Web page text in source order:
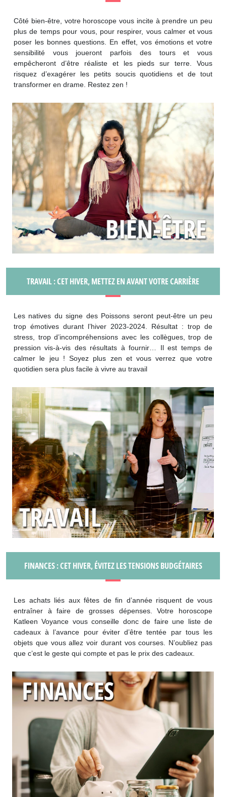
Côté bien-être, votre horoscope vous incite à prendre un peu
plus de temps pour vous, pour respirer, vous calmer et vous
poser les bonnes questions. En effet, vos émotions et votre
sensibilité vous joueront parfois des tours et vous
empêcheront d’être réaliste et les pieds sur terre. Vous
risquez d’exagérer les petits soucis quotidiens et de tout
transformer en drame. Restez zen !
TRAVAIL : CET HIVER, METTEZ EN AVANT VOTRE CARRIÈRE
Les natives du signe des Poissons seront peut-être un peu
trop émotives durant l’hiver 2023-2024. Résultat : trop de
stress, trop d’incompréhensions avec les collègues, trop de
pression vis-à-vis des résultats à fournir… Il est temps de
calmer le jeu ! Soyez plus zen et vous verrez que votre
quotidien sera plus facile à vivre au travail
FINANCES : CET HIVER, ÉVITEZ LES TENSIONS BUDGÉTAIRES
Les achats liés aux fêtes de fin d’année risquent de vous
entraîner à faire de grosses dépenses. Votre horoscope
Katleen Voyance vous conseille donc de faire une liste de
cadeaux à l’avance pour éviter d’être tentée par tous les
objets que vous allez voir durant vos courses. N’oubliez pas
que c’est le geste qui compte et pas le prix des cadeaux.